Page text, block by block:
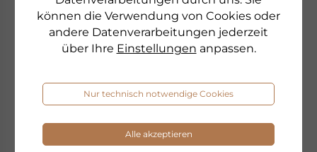
können die Verwendung von Cookies oder
andere Datenverarbeitungen jederzeit
über Ihre Einstellungen anpassen.
Nur technisch notwendige Cookies
Alle akzeptieren
TIMELESS
NIACINAMID SERUM
24-h-Wirkstoffserum mit 10% Niacinamid für alle
Hauttypen
€ 79,00